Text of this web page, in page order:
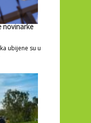
novinarke
ubijene su u